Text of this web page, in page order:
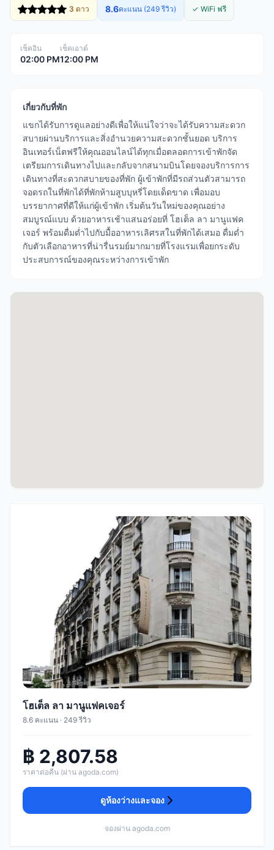
3 ดาว 8.6คะแนน (249 รีวิว) ✓ WiFi ฟรี
เช็คอิน
02:00 PM
เช็คเอาต์
12:00 PM
เกี่ยวกับที่พัก
แขกได้รับการดูแลอย่างดีเพื่อให้แน่ใจว่าจะได้รับความสะดวก
สบายผ่านบริการและสิ่งอำนวยความสะดวกชั้นยอด บริการ
อินเทอร์เน็ตฟรีให้คุณออนไลน์ได้ทุกเมื่อตลอดการเข้าพักจัด
เตรียมการเดินทางไปและกลับจากสนามบินโดยจองบริการการ
เดินทางที่สะดวกสบายของที่พัก ผู้เข้าพักที่มีรถส่วนตัวสามารถ
จอดรถในที่พักได้ที่พักห้ามสูบบุหรี่โดยเด็ดขาด เพื่อมอบ
บรรยากาศที่ดีให้แก่ผู้เข้าพัก เริ่มต้นวันใหม่ของคุณอย่าง
สมบูรณ์แบบ ด้วยอาหารเช้าแสนอร่อยที่ โฮเต็ล ลา มานูแฟค
เจอร์ พร้อมดื่มด่ำไปกับมื้ออาหารเลิศรสในที่พักได้เสมอ ดื่มด่ำ
กับตัวเลือกอาหารที่น่ารื่นรมย์มากมายที่โรงแรมเพื่อยกระดับ
ประสบการณ์ของคุณระหว่างการเข้าพัก
โฮเต็ล ลา มานูแฟคเจอร์
8.6 คะแนน · 249 รีวิว
฿ 2,807.58
ราคาต่อคืน (ผ่าน agoda.com)
ดูห้องว่างและจอง
จองผ่าน agoda.com